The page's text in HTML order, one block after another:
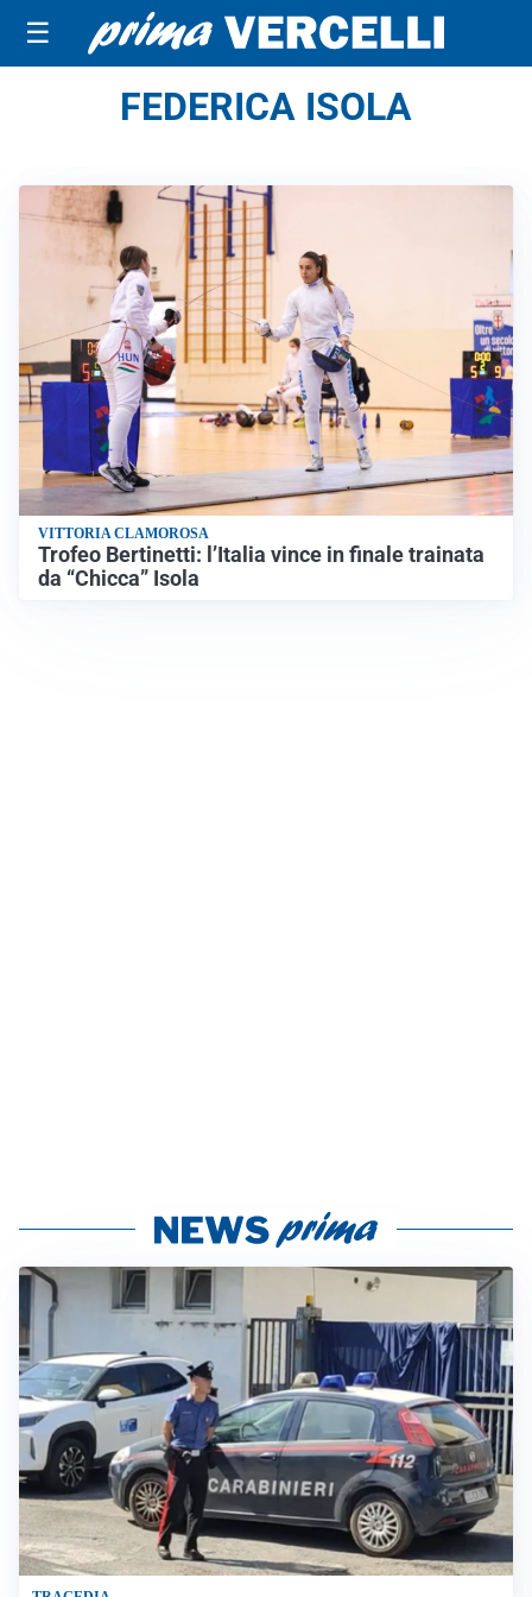
☰
FEDERICA ISOLA
VITTORIA CLAMOROSA
Trofeo Bertinetti: l’Italia vince in finale trainata
da “Chicca” Isola